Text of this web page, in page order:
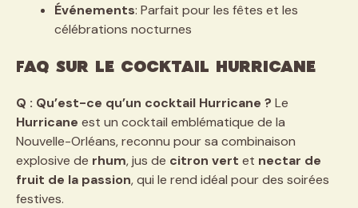
Événements: Parfait pour les fêtes et les
célébrations nocturnes
FAQ sur le cocktail Hurricane
Q : Qu’est-ce qu’un cocktail Hurricane ? Le
Hurricane est un cocktail emblématique de la
Nouvelle-Orléans, reconnu pour sa combinaison
explosive de rhum, jus de citron vert et nectar de
fruit de la passion, qui le rend idéal pour des soirées
festives.